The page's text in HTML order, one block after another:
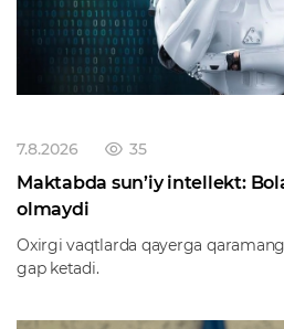
7.8.2026 35
Maktabda sun’iy intellekt:
olmaydi
Oxirgi vaqtlarda qayerga
gap ketadi.